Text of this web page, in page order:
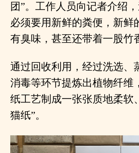
团”。工作人员向记者介绍
必须要用新鲜的粪便，新鲜
有臭味，甚至还带着一股竹
通过回收利用，经过洗选、
消毒等环节提炼出植物纤维
纸工艺制成一张张质地柔软
猫纸”。